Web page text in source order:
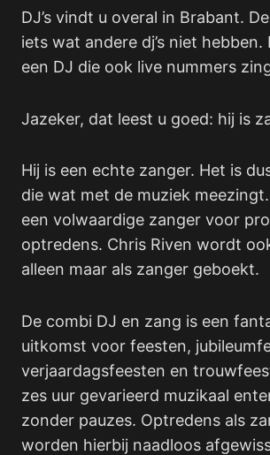
DJ’s vindt u overal in Brabant.
iets wat andere dj’s niet hebben.
een DJ die ook live nummers
Jazeker, dat leest u goed: hij is
Hij is een echte zanger. Het is
die wat met de muziek
een volwaardige zanger voor
optredens. Chris Riven wordt
alleen maar als zanger geboekt.
De combi DJ en zang is een
uitkomst voor feesten,
verjaardagsfeesten en
zes uur gevarieerd muzikaal
zonder pauzes. Optredens als
worden hierbij naadloos